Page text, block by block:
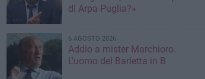
di Arpa Puglia?»
6 AGOSTO 2026
Addio a mister Marchioro.
L'uomo del Barletta in B